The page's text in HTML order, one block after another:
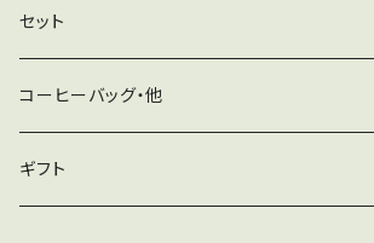
セット
コーヒーバッグ・他
ギフト